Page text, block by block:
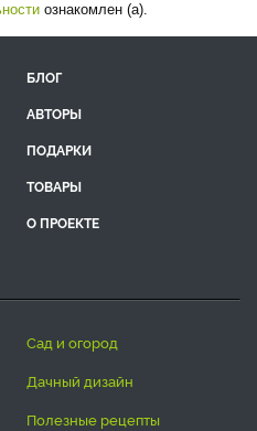
ознакомлен (а).
БЛОГ
АВТОРЫ
ПОДАРКИ
ТОВАРЫ
О ПРОЕКТЕ
сад и огород
дачный дизайн
полезные рецепты